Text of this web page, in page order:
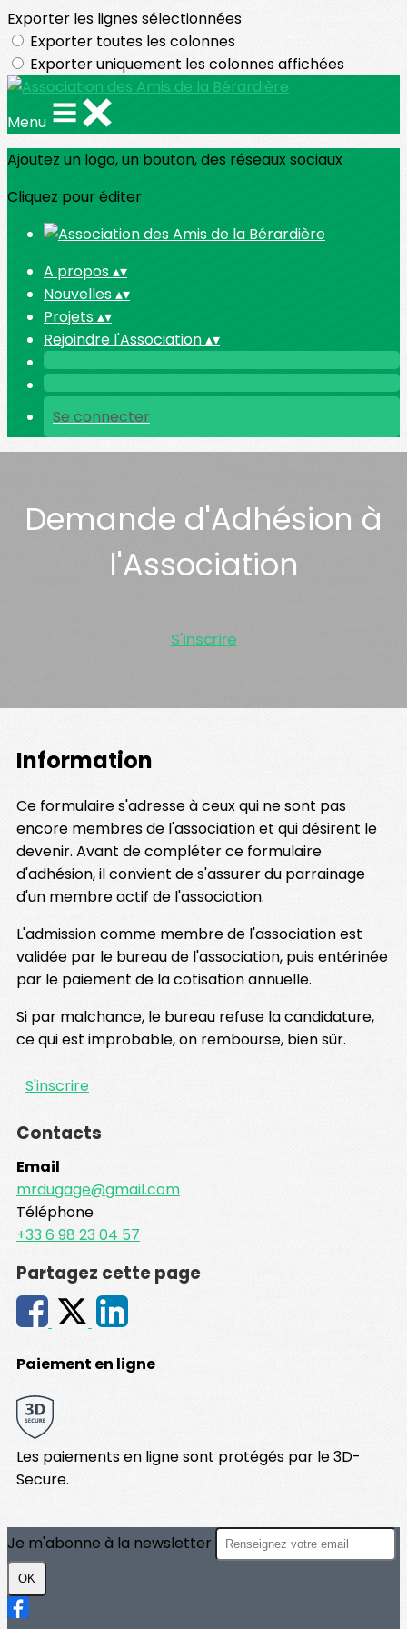
Exporter les lignes sélectionnées
Exporter toutes les colonnes
Exporter uniquement les colonnes affichées
Menu
Ajoutez un logo, un bouton, des réseaux sociaux
Cliquez pour éditer
A propos▴▾
Nouvelles▴▾
Projets▴▾
Rejoindre l'Association▴▾
Se connecter
Demande d'Adhésion à
l'Association
S'inscrire
Information
Ce formulaire s'adresse à ceux qui ne sont pas
encore membres de l'association et qui désirent le
devenir. Avant de compléter ce formulaire
d'adhésion, il convient de s'assurer du parrainage
d'un membre actif de l'association.
L'admission comme membre de l'association est
validée par le bureau de l'association, puis entérinée
par le paiement de la cotisation annuelle.
Si par malchance, le bureau refuse la candidature,
ce qui est improbable, on rembourse, bien sûr.
S'inscrire
Contacts
Email
mrdugage@gmail.com
Téléphone
+33 6 98 23 04 57
Partagez cette page
Paiement en ligne
Les paiements en ligne sont protégés par le 3D-
Secure.
Je m'abonne à la newsletter
OK